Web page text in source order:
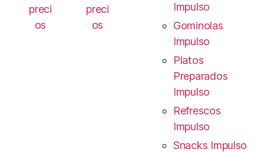
preci
os
preci
os
Impulso
Gominolas
Impulso
Platos
Preparados
Impulso
Refrescos
Impulso
Snacks Impulso